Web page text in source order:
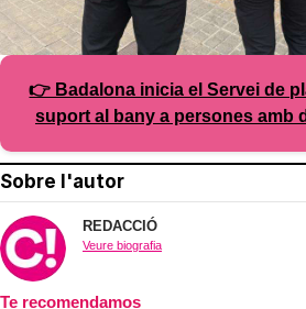
👉 Badalona inicia el Servei de
suport al bany a persones amb
Sobre l'autor
REDACCIÓ
Veure biografia